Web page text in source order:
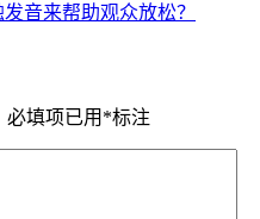
音来帮助观众放松？
必填项已用 *标注